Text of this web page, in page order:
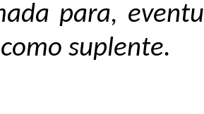
para,
suplente.